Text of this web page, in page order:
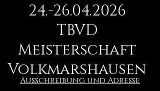
24.-26.04.2026
TBVD
Meisterschaft
Volkmarshausen
Ausschreibung und Adresse